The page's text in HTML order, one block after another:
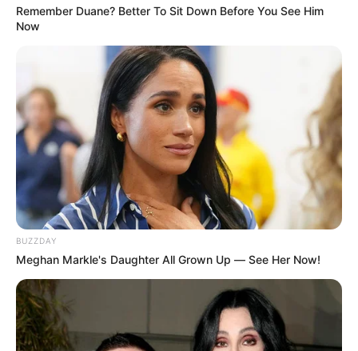
cómo fue el primer beso
bajar del bus a la suegra
SELECCIÓN COLOMBIA
FEMENINA
Tremenda motivación:
novias de las jugadoras de
la Sele femina; más de
uno quedó boquiabierto
Jhonny Rivera está más
tragado que nunca; se
consiguió una sexy 'pollita'
30 años menor
Remember Duane? Better To Sit Down Before You See Him
Now
BUZZDAY
Meghan Markle's Daughter All Grown Up — See Her Now!